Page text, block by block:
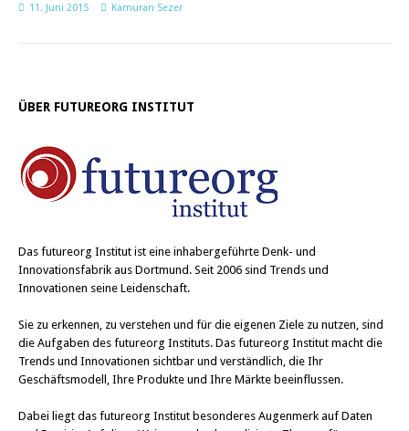
11. Juni 2015 Kamuran Sezer
ÜBER FUTUREORG INSTITUT
Das futureorg Institut ist eine inhabergeführte Denk- und
Innovationsfabrik aus Dortmund. Seit 2006 sind Trends und
Innovationen seine Leidenschaft.
Sie zu erkennen, zu verstehen und für die eigenen Ziele zu nutzen, sind
die Aufgaben des futureorg Instituts. Das futureorg Institut macht die
Trends und Innovationen sichtbar und verständlich, die Ihr
Geschäftsmodell, Ihre Produkte und Ihre Märkte beeinflussen.
Dabei liegt das futureorg Institut besonderes Augenmerk auf Daten